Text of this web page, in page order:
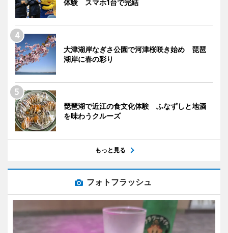
体験 スマホ1台で完結
大津湖岸なぎさ公園で河津桜咲き始め 琵琶
湖岸に春の彩り
琵琶湖で近江の食文化体験 ふなずしと地酒
を味わうクルーズ
もっと見る
フォトフラッシュ